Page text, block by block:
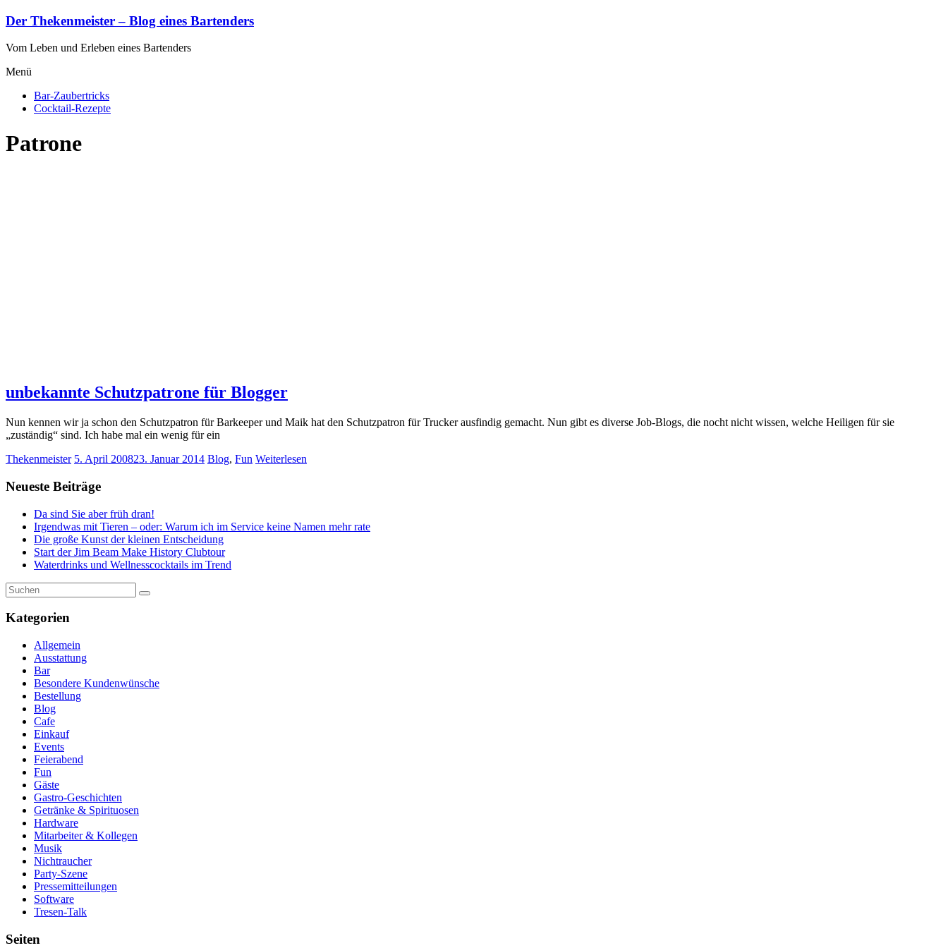
Zum
springen
Der Thekenmeister – Blog eines Bartenders
Vom Leben und Erleben eines Bartenders
Menü
Bar-Zaubertricks
Cocktail-Rezepte
Patrone
unbekannte Schutzpatrone für Blogger
Nun kennen wir ja schon den Schutzpatron für Barkeeper und Maik hat den Schutzpatron für Trucker ausfindig gemacht. Nun gibt es diverse Job-Blogs, die nocht nicht wissen, welche Heiligen für sie
„zuständig“ sind. Ich habe mal ein wenig für ein
Thekenmeister 5. April 200823. Januar 2014 Blog, Fun Weiterlesen
Neueste Beiträge
Da sind Sie aber früh dran!
Irgendwas mit Tieren – oder: Warum ich im Service keine Namen mehr rate
Die große Kunst der kleinen Entscheidung
Start der Jim Beam Make History Clubtour
Waterdrinks und Wellnesscocktails im Trend
Kategorien
Allgemein
Ausstattung
Bar
Besondere Kundenwünsche
Bestellung
Blog
Cafe
Einkauf
Events
Feierabend
Fun
Gäste
Gastro-Geschichten
Getränke & Spirituosen
Hardware
Mitarbeiter & Kollegen
Musik
Nichtraucher
Party-Szene
Pressemitteilungen
Software
Tresen-Talk
Seiten